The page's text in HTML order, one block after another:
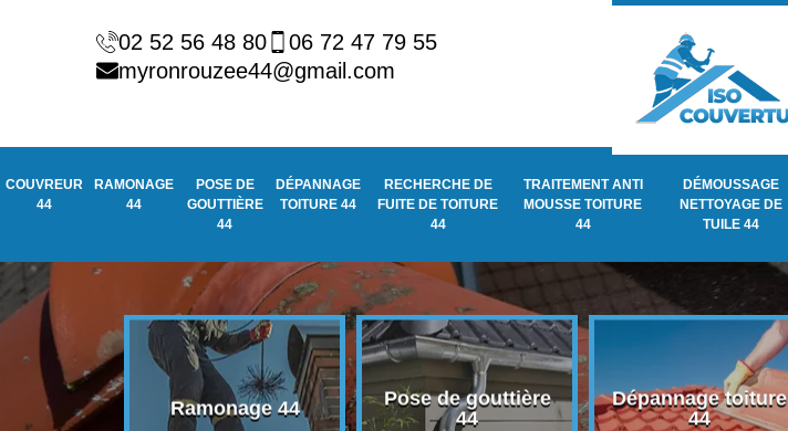
02 52 56 48 80
06 72 47 79 55
myronrouzee44@gmail.com
COUVREUR
44
RAMONAGE
44
POSE DE
GOUTTIÈRE
44
DÉPANNAGE
TOITURE 44
RECHERCHE DE
FUITE DE TOITURE
44
TRAITEMENT ANTI
MOUSSE TOITURE
44
DÉMOUSSAGE
NETTOYAGE DE
TUILE 44
44 Ramonage 44
Pose de gouttière
44
Dépannage toiture
44